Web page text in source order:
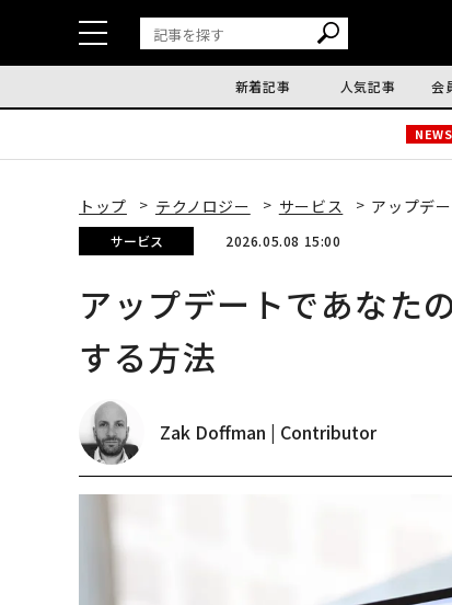
新着記事 人気記事 会
NEWS
トップ テクノロジー サービス アップデ
サービス 2026.05.08 15:00
アップデートであなた
する方法
Zak Doffman | Contributor